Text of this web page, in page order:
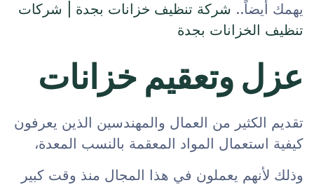
يهمك أيضاً.. شركة تنظيف خزانات بجدة | شركات
تنظيف الخزانات بجدة
عزل وتعقيم خزانات
تقديم الكثير من العمال والمهندسين الذين يعرفون
كيفية استعمال المواد المعقمة بالنسب المعدة،
وذلك لأنهم يعملون في هذا المجال منذ وقت كبير